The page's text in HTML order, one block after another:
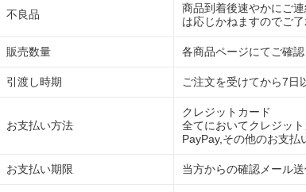
不良品
商品到着後速やかにご
は応じかねますのでご了
販売数量 各商品ページにてご確認
引渡し時期 ご注文を受けてから7日
お支払い方法
クレジットカード
全てにおいてクレジッ
PayPay,その他のお支払
お支払い期限 当方からの確認メール